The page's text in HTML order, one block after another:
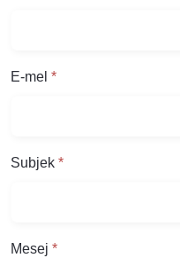
E-mel *
Subjek *
Mesej *